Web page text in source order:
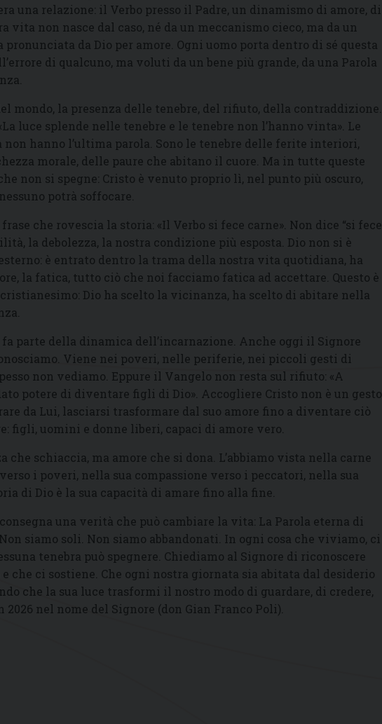
una relazione: il Verbo presso il Padre, un dinamismo di amore, di
vita non nasce dal caso, né da un meccanismo cieco, ma da un
pronunciata da Dio per amore. Ogni uomo porta dentro di sé questa
di qualcuno, ma voluti da un bene più grande, da una Parola
mondo, la presenza delle tenebre, del rifiuto, della contraddizione.
luce splende nelle tenebre e le tenebre non l’hanno vinta». Le
non hanno l’ultima parola. Sono le tenebre delle ferite interiori,
morale, delle paure che abitano il cuore. Ma in tutte queste
non si spegne: Cristo è venuto proprio lì, nel punto più oscuro,
potrà soffocare.
che rovescia la storia: «Il Verbo si fece carne». Non dice “si fece
la debolezza, la nostra condizione più esposta. Dio non si è
è entrato dentro la trama della nostra vita quotidiana, ha
la fatica, tutto ciò che noi facciamo fatica ad accettare. Questo è
Dio ha scelto la vicinanza, ha scelto di abitare nella
parte della dinamica dell’incarnazione. Anche oggi il Signore
Viene nei poveri, nelle periferie, nei piccoli gesti di
non vediamo. Eppure il Vangelo non resta sul rifiuto: «A
potere di diventare figli di Dio». Accogliere Cristo non è un gesto
da Lui, lasciarsi trasformare dal suo amore fino a diventare ciò
figli, uomini e donne liberi, capaci di amore vero.
che schiaccia, ma amore che si dona. L’abbiamo vista nella carne
i poveri, nella sua compassione verso i peccatori, nella sua
di Dio è la sua capacità di amare fino alla fine.
una verità che può cambiare la vita: La Parola eterna di
siamo soli. Non siamo abbandonati. In ogni cosa che viviamo, ci
tenebra può spegnere. Chiediamo al Signore di riconoscere
che ci sostiene. Che ogni nostra giornata sia abitata dal desiderio
che la sua luce trasformi il nostro modo di guardare, di credere,
nel nome del Signore (don Gian Franco Poli).